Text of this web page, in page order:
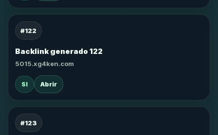
#122
Backlink generado 122
5015.xg4ken.com
SI Abrir
#123